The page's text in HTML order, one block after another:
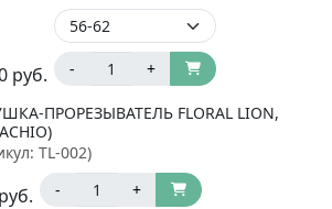
руб. - +
ПРОРЕЗЫВАТЕЛЬ FLORAL LION,
TL-002)
руб. - +